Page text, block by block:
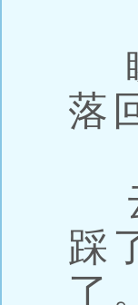
落
踩
了